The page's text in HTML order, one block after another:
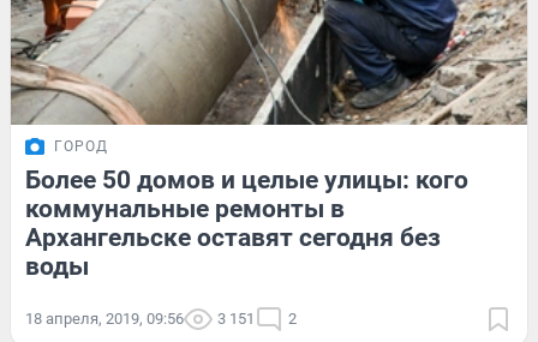
ГОРОД
Более 50 домов и целые улицы: кого
коммунальные ремонты в
Архангельске оставят сегодня без
воды
18 апреля, 2019, 09:56 3 151 2